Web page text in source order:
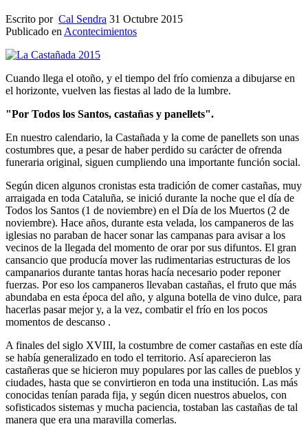
Escrito por Cal Sendra 31 Octubre 2015
Publicado en Acontecimientos
Cuando llega el otoño, y el tiempo del frío comienza a dibujarse en
el horizonte, vuelven las fiestas al lado de la lumbre.
"Por Todos los Santos, castañas y panellets".
En nuestro calendario, la Castañada y la come de panellets son unas
costumbres que, a pesar de haber perdido su carácter de ofrenda
funeraria original, siguen cumpliendo una importante función social.
Según dicen algunos cronistas esta tradición de comer castañas, muy
arraigada en toda Cataluña, se inició durante la noche que el día de
Todos los Santos (1 de noviembre) en el Día de los Muertos (2 de
noviembre). Hace años, durante esta velada, los campaneros de las
iglesias no paraban de hacer sonar las campanas para avisar a los
vecinos de la llegada del momento de orar por sus difuntos. El gran
cansancio que producía mover las rudimentarias estructuras de los
campanarios durante tantas horas hacía necesario poder reponer
fuerzas. Por eso los campaneros llevaban castañas, el fruto que más
abundaba en esta época del año, y alguna botella de vino dulce, para
hacerlas pasar mejor y, a la vez, combatir el frío en los pocos
momentos de descanso .
A finales del siglo XVIII, la costumbre de comer castañas en este día
se había generalizado en todo el territorio. Así aparecieron las
castañeras que se hicieron muy populares por las calles de pueblos y
ciudades, hasta que se convirtieron en toda una institución. Las más
conocidas tenían parada fija, y según dicen nuestros abuelos, con
sofisticados sistemas y mucha paciencia, tostaban las castañas de tal
manera que era una maravilla comerlas.